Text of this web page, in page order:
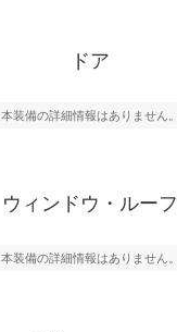
ドア
本装備の詳細情報はありません。
ウィンドウ・ルーフ
本装備の詳細情報はありません。